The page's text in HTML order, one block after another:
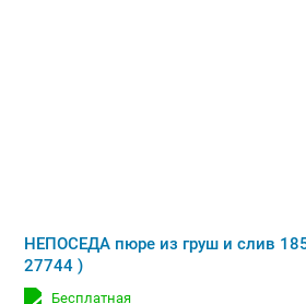
НЕПОСЕДА пюре из груш и слив
27744 )
Бесплатная